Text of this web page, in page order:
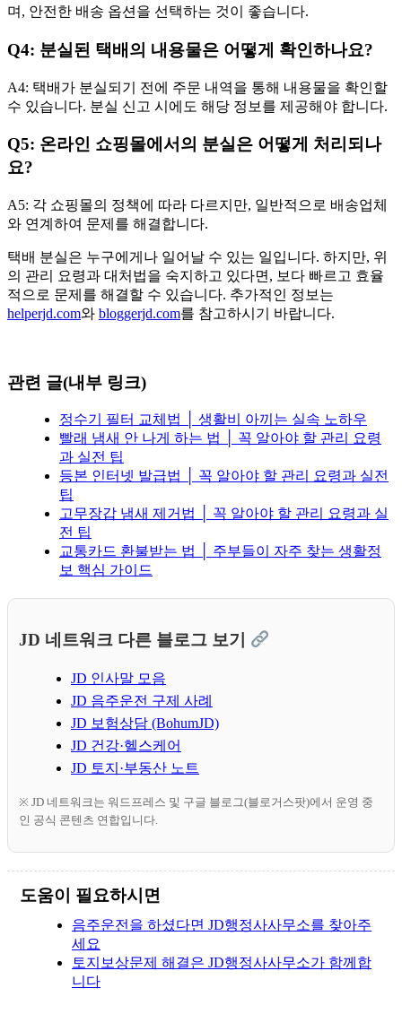
며, 안전한 배송 옵션을 선택하는 것이 좋습니다.
Q4: 분실된 택배의 내용물은 어떻게 확인하나요?
A4: 택배가 분실되기 전에 주문 내역을 통해 내용물을 확인할
수 있습니다. 분실 신고 시에도 해당 정보를 제공해야 합니다.
Q5: 온라인 쇼핑몰에서의 분실은 어떻게 처리되나
요?
A5: 각 쇼핑몰의 정책에 따라 다르지만, 일반적으로 배송업체
와 연계하여 문제를 해결합니다.
택배 분실은 누구에게나 일어날 수 있는 일입니다. 하지만, 위
의 관리 요령과 대처법을 숙지하고 있다면, 보다 빠르고 효율
적으로 문제를 해결할 수 있습니다. 추가적인 정보는
helperjd.com와 bloggerjd.com를 참고하시기 바랍니다.
관련 글(내부 링크)
정수기 필터 교체법 │ 생활비 아끼는 실속 노하우
빨래 냄새 안 나게 하는 법 │ 꼭 알아야 할 관리 요령
과 실전 팁
등본 인터넷 발급법 │ 꼭 알아야 할 관리 요령과 실전
팁
고무장갑 냄새 제거법 │ 꼭 알아야 할 관리 요령과 실
전 팁
교통카드 환불받는 법 │ 주부들이 자주 찾는 생활정
보 핵심 가이드
JD 네트워크 다른 블로그 보기
JD 인사말 모음
JD 음주운전 구제 사례
JD 보험상담 (BohumJD)
JD 건강·헬스케어
JD 토지·부동산 노트
※ JD 네트워크는 워드프레스 및 구글 블로그(블로거스팟)에서 운영 중
인 공식 콘텐츠 연합입니다.
도움이 필요하시면
음주운전을 하셨다면 JD행정사사무소를 찾아주
세요
토지보상문제 해결은 JD행정사사무소가 함께합
니다